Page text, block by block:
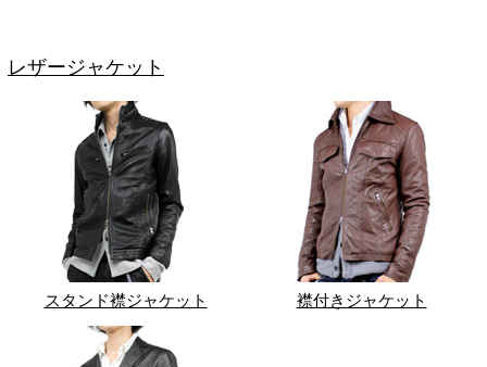
レザージャケット
スタンド襟ジャケット 襟付きジャケット